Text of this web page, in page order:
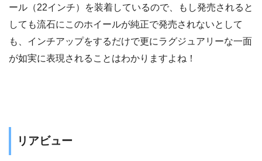
ール（22インチ）を装着しているので、もし発売されると
しても流石にこのホイールが純正で発売されないとして
も、インチアップをするだけで更にラグジュアリーな一面
が如実に表現されることはわかりますよね！
リアビュー